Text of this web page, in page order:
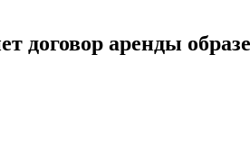
договор аренды